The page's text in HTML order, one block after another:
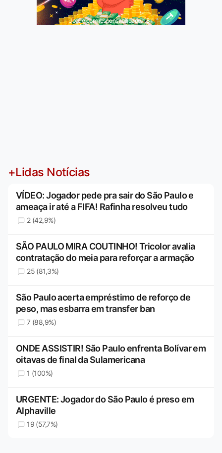
Jogue com responsabilidade. 18+
+Lidas Notícias
VÍDEO: Jogador pede pra sair do São Paulo e
ameaça ir até a FIFA! Rafinha resolveu tudo
2 (42,9%)
SÃO PAULO MIRA COUTINHO! Tricolor avalia
contratação do meia para reforçar a armação
25 (81,3%)
São Paulo acerta empréstimo de reforço de
peso, mas esbarra em transfer ban
7 (88,9%)
ONDE ASSISTIR! São Paulo enfrenta Bolívar em
oitavas de final da Sulamericana
1 (100%)
URGENTE: Jogador do São Paulo é preso em
Alphaville
19 (57,7%)